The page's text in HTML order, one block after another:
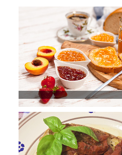
Fusilloni di Grano Duro Senatore
Cappelli